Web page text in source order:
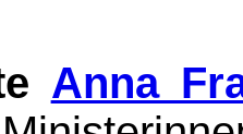
Anna